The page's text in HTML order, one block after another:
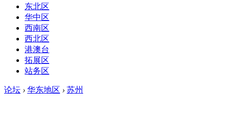
东北区
华中区
西南区
西北区
港澳台
拓展区
站务区
论坛 › 华东地区 › 苏州